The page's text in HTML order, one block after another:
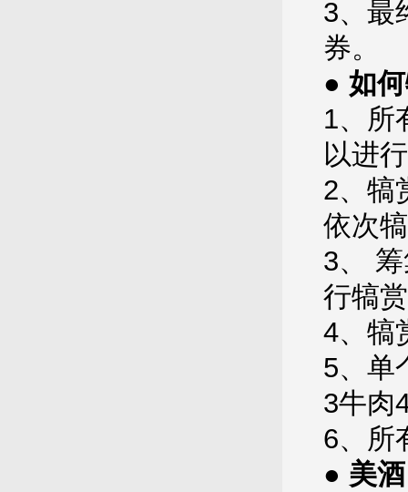
3、最
券。
● 如
1、所
以进
2、犒
依次
3、
行犒
4、犒
5、单
3牛肉
6、所
● 美